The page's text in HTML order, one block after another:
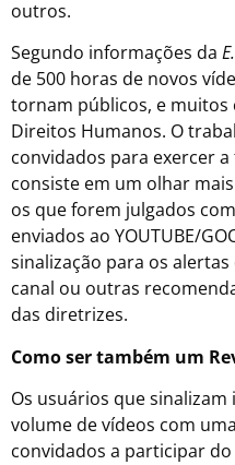
outros.
Segundo informações da
de 500 horas de novos
tornam públicos, e muitos
Direitos Humanos. O
convidados para exercer
consiste em um olhar
os que forem julgados
enviados ao YOUTUBE/
sinalização para os
canal ou outras
das diretrizes.
Como ser também um
Os usuários que
volume de vídeos com
convidados a participar